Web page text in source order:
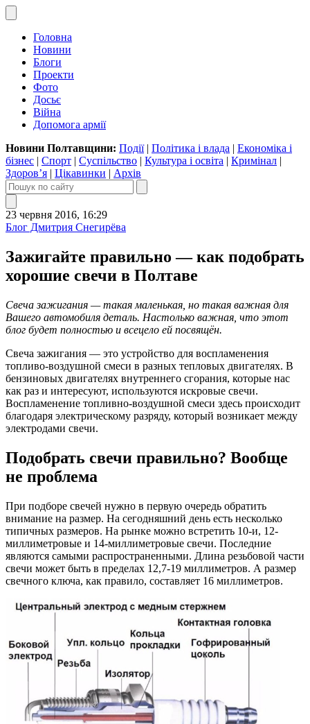
Головна
Новини
Блоги
Проекти
Фото
Досьє
Війна
Допомога армії
Новини Полтавщини: Події| Політика і влада | Економіка і
бізнес | Спорт | Суспільство | Культура і освіта | Кримінал |
Здоров’я | Цікавинки | Архів
23 червня 2016, 16:29
Блог Дмитрия Снегирёва
Зажигайте правильно — как подобрать
хорошие свечи в Полтаве
Свеча зажигания — такая маленькая, но такая важная для
Вашего автомобиля деталь. Настолько важная, что этот
блог будет полностью и всецело ей посвящён.
Cвеча зажигания — это устройство для воспламенения
топливо-воздушной смеси в разных тепловых двигателях. В
бензиновых двигателях внутреннего сгорания, которые нас
как раз и интересуют, используются искровые свечи.
Воспламенение топливно-воздушной смеси здесь происходит
благодаря электрическому разряду, который возникает между
электродами свечи.
Подобрать свечи правильно? Вообще
не проблема
При подборе свечей нужно в первую очередь обратить
внимание на размер. На сегодняшний день есть несколько
типичных размеров. На рынке можно встретить 10-и, 12-
миллиметровые и 14-миллиметровые свечи. Последние
являются самыми распространенными. Длина резьбовой части
свечи может быть в пределах 12,7-19 миллиметров. А размер
свечного ключа, как правило, составляет 16 миллиметров.